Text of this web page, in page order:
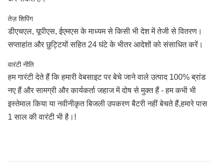
तेज़ शिपिंग
डीएचएल, यूपीएस, ईएमएस के माध्यम से किसी भी देश में तेजी से वितरण।
सप्ताहांत और छुट्टियों सहित 24 घंटे के भीतर आदेशों को संसाधित करें।
वारंटी नीति
हम गारंटी देते हैं कि हमारी वेबसाइट पर बेचे जाने वाले उत्पाद 100% ब्रांड
नए हैं और सामग्री और कार्यकर्ता जहाज में दोष से मुक्त हैं - हम कभी भी
इस्तेमाल किया या नवीनीकृत बिजली उपकरण बैटरी नहीं बेचते हैं,हमारे पास
1 साल की वारंटी भी है।!